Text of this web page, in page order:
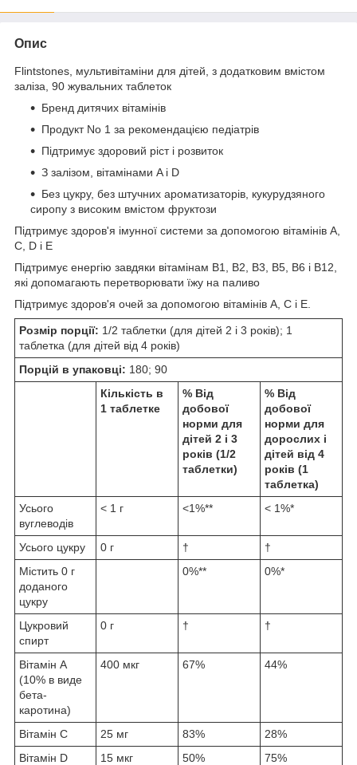
Опис
Flintstones, мультивітаміни для дітей, з додатковим вмістом
заліза, 90 жувальних таблеток
Бренд дитячих вітамінів
Продукт No 1 за рекомендацією педіатрів
Підтримує здоровий ріст і розвиток
З залізом, вітамінами A і D
Без цукру, без штучних ароматизаторів, кукурудзяного
сиропу з високим вмістом фруктози
Підтримує здоров'я імунної системи за допомогою вітамінів A,
C, D і E
Підтримує енергію завдяки вітамінам B1, B2, B3, B5, B6 і B12,
які допомагають перетворювати їжу на паливо
Підтримує здоров'я очей за допомогою вітамінів A, C і E.
Розмір порції: 1/2 таблетки (для дітей 2 і 3 років); 1
таблетка (для дітей від 4 років)
Порцій в упаковці: 180; 90
Кількість в
1 таблетке
% Від
добової
норми для
дітей 2 і 3
років (1/2
таблетки)
% Від
добової
норми для
дорослих і
дітей від 4
років (1
таблетка)
Усього
вуглеводів
< 1 г <1%** < 1%*
Усього цукру 0 г †
†
Містить 0 г
доданого
цукру
0%** 0%*
Цукровий
спирт
0 г † †
Вітамін A
(10% в виде
бета-
каротина)
400 мкг 67% 44%
Вітамін C 25 мг 83%
28%
Вітамін D
15 мкг
50% 75%